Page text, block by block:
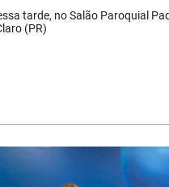
tarde, no Salão Paroquial
(PR)